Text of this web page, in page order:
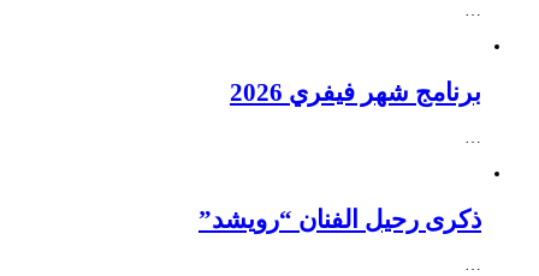
…
برنامج شهر فيفري 2026
…
ذكرى رحيل الفنان “رويشد”
…